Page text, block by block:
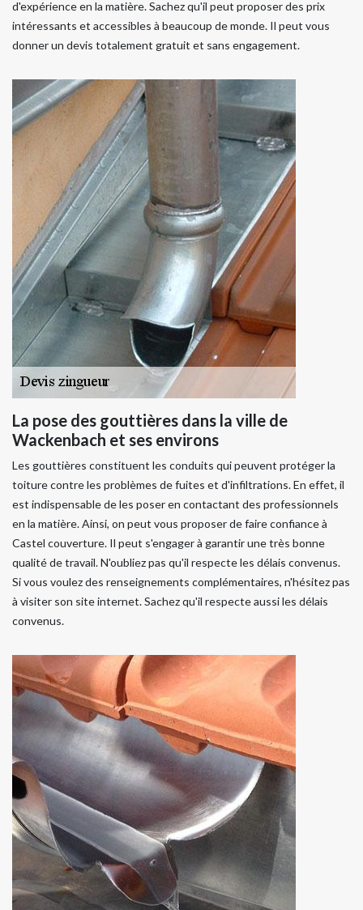
d'expérience en la matière. Sachez qu'il peut proposer des prix
intéressants et accessibles à beaucoup de monde. Il peut vous
donner un devis totalement gratuit et sans engagement.
La pose des gouttières dans la ville de
Wackenbach et ses environs
Les gouttières constituent les conduits qui peuvent protéger la
toiture contre les problèmes de fuites et d'infiltrations. En effet, il
est indispensable de les poser en contactant des professionnels
en la matière. Ainsi, on peut vous proposer de faire confiance à
Castel couverture. Il peut s'engager à garantir une très bonne
qualité de travail. N'oubliez pas qu'il respecte les délais convenus.
Si vous voulez des renseignements complémentaires, n'hésitez pas
à visiter son site internet. Sachez qu'il respecte aussi les délais
convenus.